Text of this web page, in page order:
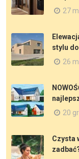
27
stylu
26
20
Czysta